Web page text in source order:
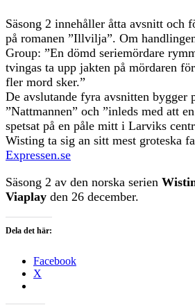
Säsong 2 innehåller åtta avsnitt och
på romanen ”Illvilja”. Om
Group: ”En dömd seriemördare
tvingas ta upp jakten på mördaren
fler mord sker.”
De avslutande fyra avsnitten bygger
”Nattmannen” och ”inleds med att
spetsat på en påle mitt i Larviks
Wisting ta sig an sitt mest groteska
Expressen.se
Säsong 2 av den norska serien
Viaplay den 26 december.
Dela det här:
Facebook
X